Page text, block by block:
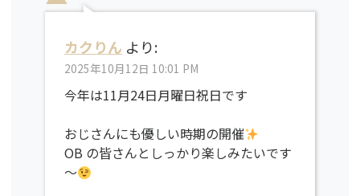
カクりん より:
2025年10月12日 10:01 PM
今年は11月24日月曜日祝日です
おじさんにも優しい時期の開催
OB の皆さんとしっかり楽しみたいです
～